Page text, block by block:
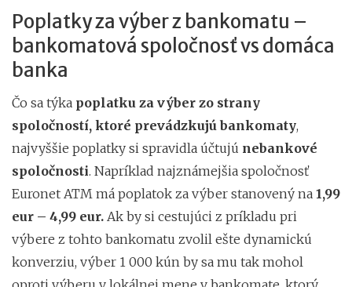
Poplatky za výber z bankomatu –
bankomatová spoločnosť vs domáca
banka
Čo sa týka poplatku za výber zo strany
spoločností, ktoré prevádzkujú bankomaty,
najvyššie poplatky si spravidla účtujú nebankové
spoločnosti. Napríklad najznámejšia spoločnosť
Euronet ATM má poplatok za výber stanovený na 1,99
eur – 4,99 eur. Ak by si cestujúci z príkladu pri
výbere z tohto bankomatu zvolil ešte dynamickú
konverziu, výber 1 000 kún by sa mu tak mohol